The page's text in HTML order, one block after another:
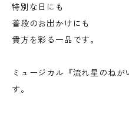
特別な日にも
普段のお出かけにも
貴方を彩る一品です。
ミュージカル『流れ星のね
す。